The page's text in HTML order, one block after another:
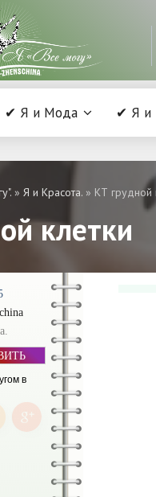
✔ Я и Мода ✔ Я и
» Я и Красота. » КТ грудной
клетки
в